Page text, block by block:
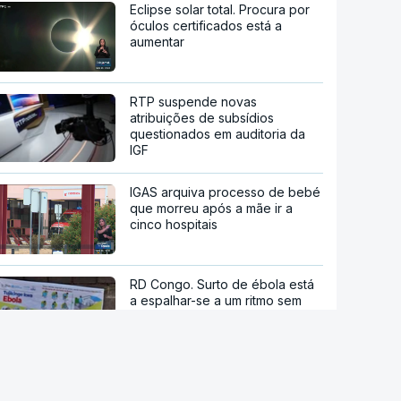
Eclipse solar total. Procura por
óculos certificados está a
aumentar
RTP suspende novas
atribuições de subsídios
questionados em auditoria da
IGF
IGAS arquiva processo de bebé
que morreu após a mãe ir a
cinco hospitais
RD Congo. Surto de ébola está
a espalhar-se a um ritmo sem